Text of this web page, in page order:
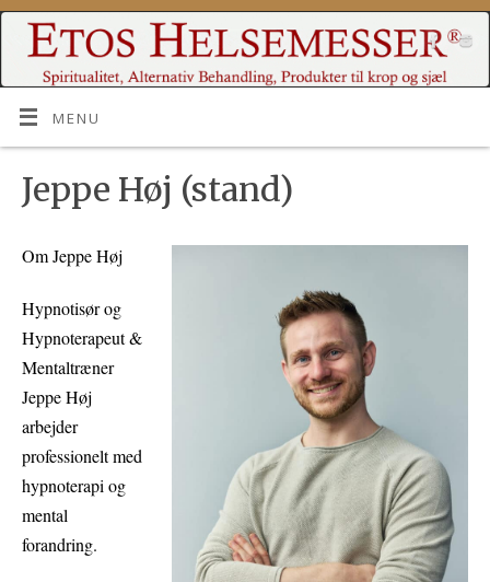
MENU
Jeppe Høj (stand)
Om Jeppe Høj
Hypnotisør og
Hypnoterapeut &
Mentaltræner
Jeppe Høj
arbejder
professionelt med
hypnoterapi og
mental
forandring.